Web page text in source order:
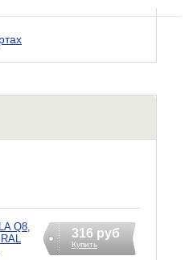
Q8,
316 руб
Купить